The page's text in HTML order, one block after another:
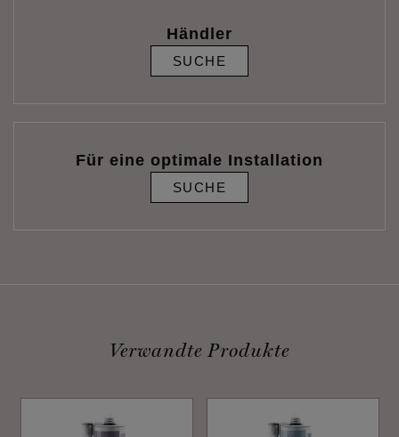
Händler
SUCHE
Für eine optimale Installation
SUCHE
Verwandte Produkte